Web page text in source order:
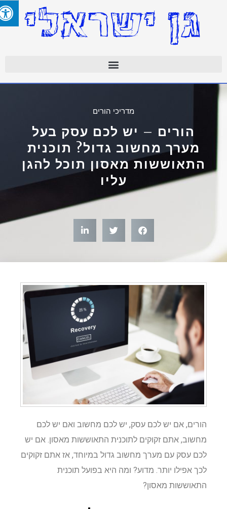
מדריכי הורים
הורים – יש לכם עסק בעל
מערך מחשוב גדול? תוכנית
התאוששות מאסון תוכל להגן
עליו
הורים, אם יש לכם עסק, יש לכם מחשוב ואם יש לכם
מחשוב, אתם זקוקים לתוכנית התאוששות מאסון. אם יש
לכם עסק עם מערך מחשוב גדול במיוחד, אז אתם זקוקים
לכך אפילו יותר. מדוע? ומה היא בפועל תוכנית
התאוששות מאסון?